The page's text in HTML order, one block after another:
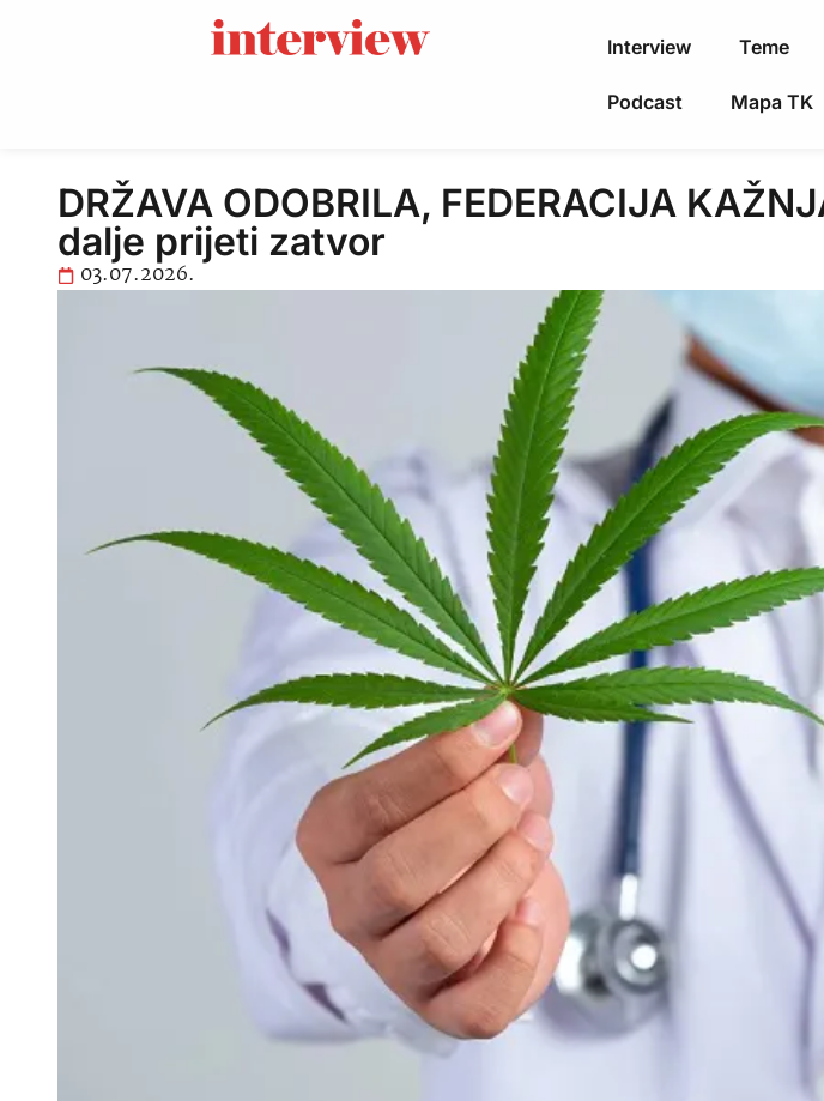
Interview Teme
Podcast Mapa TK
DRŽAVA ODOBRILA, FEDERACIJA
dalje prijeti zatvor
03.07.2026.